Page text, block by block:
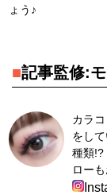
ょう♪
■記事監修:
カラ
をし
種類!?
ロー